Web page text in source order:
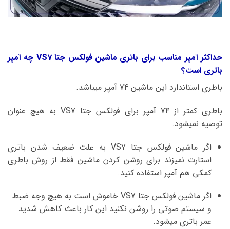
حداکثر آمپر مناسب برای باتری ماشین فولکس جتا VS7 چه آمپر
باتری است؟
باطری استاندارد این ماشین 74 آمپر میباشد.
باطری کمتر از 74 آمپر برای فولکس جتا VS7 به هیچ عنوان
توصیه نمیشود.
اگر ماشین فولکس جتا VS7 به علت ضعیف شدن باتری
استارت نمیزند برای روشن کردن ماشین فقط از روش باطری
کمکی هم آمپر استفاده کنید.
اگر ماشین فولکس جتا VS7 خاموش است به هیچ وجه ضبط
و سیستم صوتی را روشن نکنید این کار باعث کاهش شدید
عمر باتری میشود.